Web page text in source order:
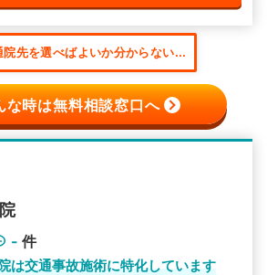
院先を選べばよいか分からない...
な時は無料相談窓口へ
- 件
は交通事故施術に特化しています